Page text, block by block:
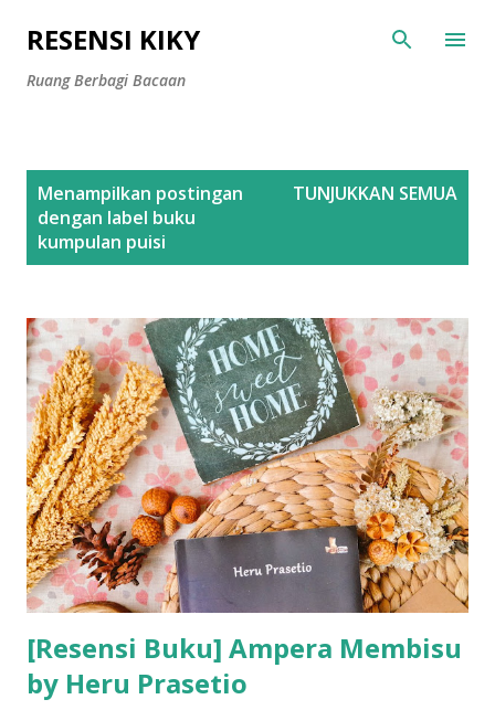
Langsung ke konten utama
RESENSI KIKY
Ruang Berbagi Bacaan
Menampilkan postingan
dengan label buku
kumpulan puisi
TUNJUKKAN SEMUA
[Resensi Buku] Ampera Membisu
by Heru Prasetio